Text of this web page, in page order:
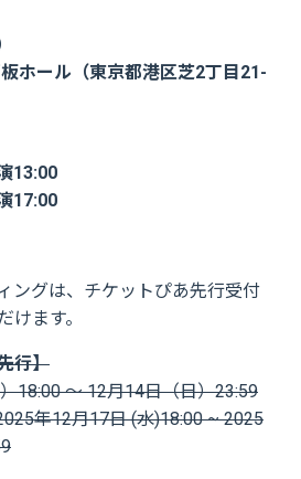
ホール（東京都港区芝2丁目21-
13:00
17:00
ングは、チケットぴあ先行受付
けます。
行】
18:00 ～ 12月14日（日）23:59
年12月17日 (水)18:00 ~ 2025